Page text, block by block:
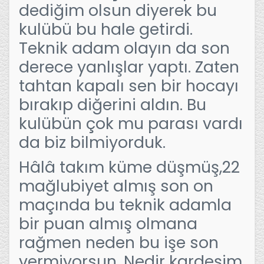
dediğim olsun diyerek bu
kulübü bu hale getirdi.
Teknik adam olayın da son
derece yanlışlar yaptı. Zaten
tahtan kapalı sen bir hocayı
bırakıp diğerini aldın. Bu
kulübün çok mu parası vardı
da biz bilmiyorduk.
Hâlâ takım küme düşmüş,22
mağlubiyet almış son on
maçında bu teknik adamla
bir puan almış olmana
rağmen neden bu işe son